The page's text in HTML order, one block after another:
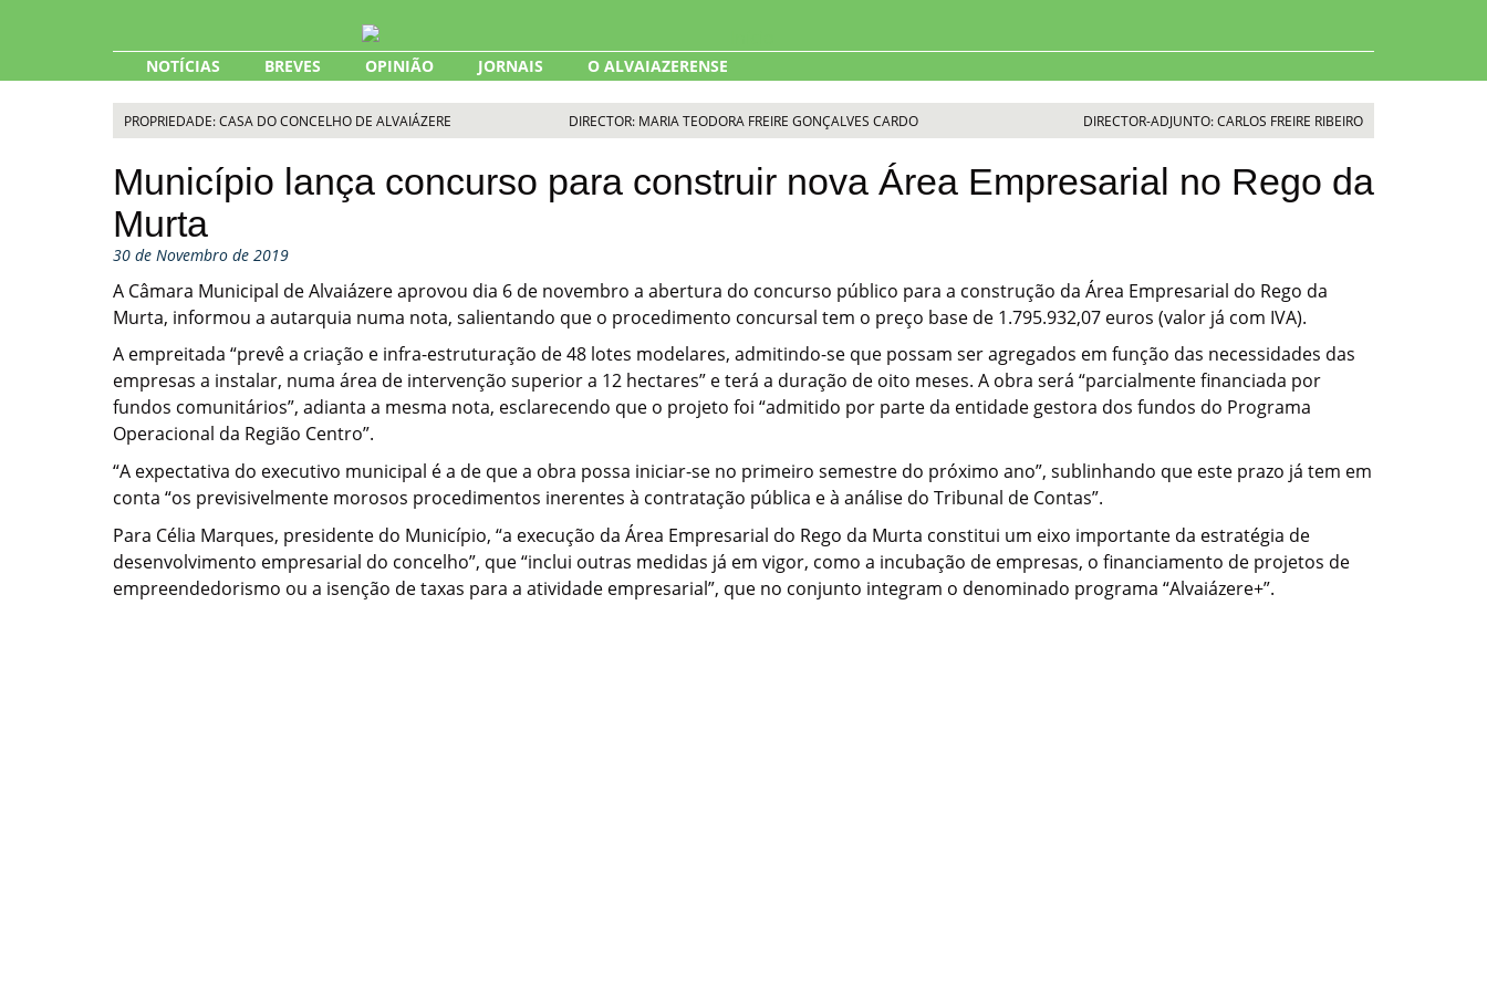
NOTÍCIAS BREVES OPINIÃO JORNAIS O ALVAIAZERENSE
PROPRIEDADE: CASA DO CONCELHO DE ALVAIÁZERE DIRECTOR: MARIA TEODORA FREIRE GONÇALVES CARDO DIRECTOR-ADJUNTO: CARLOS FREIRE RIBEIRO
Município lança concurso para construir nova Área Empresarial no Rego da
Murta
30 de Novembro de 2019
A Câmara Municipal de Alvaiázere aprovou dia 6 de novembro a abertura do concurso público para a construção da Área Empresarial do Rego da
Murta, informou a autarquia numa nota, salientando que o procedimento concursal tem o preço base de 1.795.932,07 euros (valor já com IVA).
A empreitada “prevê a criação e infra-estruturação de 48 lotes modelares, admitindo-se que possam ser agregados em função das necessidades das
empresas a instalar, numa área de intervenção superior a 12 hectares” e terá a duração de oito meses. A obra será “parcialmente financiada por
fundos comunitários”, adianta a mesma nota, esclarecendo que o projeto foi “admitido por parte da entidade gestora dos fundos do Programa
Operacional da Região Centro”.
“A expectativa do executivo municipal é a de que a obra possa iniciar-se no primeiro semestre do próximo ano”, sublinhando que este prazo já tem em
conta “os previsivelmente morosos procedimentos inerentes à contratação pública e à análise do Tribunal de Contas”.
Para Célia Marques, presidente do Município, “a execução da Área Empresarial do Rego da Murta constitui um eixo importante da estratégia de
desenvolvimento empresarial do concelho”, que “inclui outras medidas já em vigor, como a incubação de empresas, o financiamento de projetos de
empreendedorismo ou a isenção de taxas para a atividade empresarial”, que no conjunto integram o denominado programa “Alvaiázere+”.